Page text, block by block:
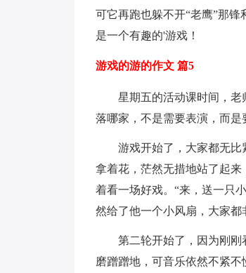
可它再跑也躲不开“老鹰”那
是一个有趣的'游戏！
游戏的游的作文 篇5
星期五的活动课时间，老
落哪家，不是需要表演，而是
游戏开始了，大家都无比
拿着花，茫然无措地站了起
着看一场好戏。“来，送一只
然给了他一个小风扇，大家都
第二轮开始了，因为刚刚看
磨蹭蹭地，可音乐依然不紧